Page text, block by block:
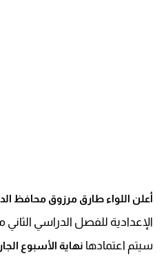
أعلن اللواء طارق مرزوق محافظ
سيتم اعتمادها نهاية الأسبوع